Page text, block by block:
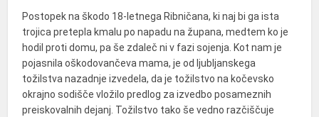
Postopek na škodo 18-letnega Ribničana, ki naj bi ga ista
trojica pretepla kmalu po napadu na župana, medtem ko je
hodil proti domu, pa še zdaleč ni v fazi sojenja. Kot nam je
pojasnila oškodovančeva mama, je od ljubljanskega
tožilstva nazadnje izvedela, da je tožilstvo na kočevsko
okrajno sodišče vložilo predlog za izvedbo posameznih
preiskovalnih dejanj. Tožilstvo tako še vedno razčiščuje